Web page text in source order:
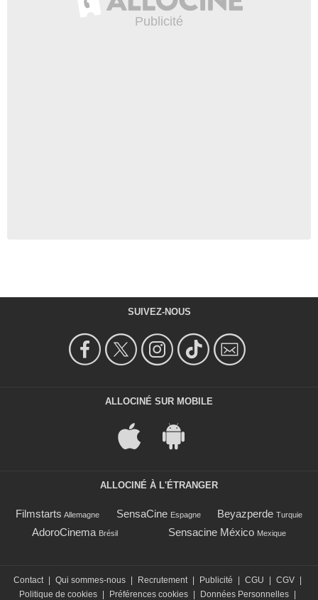
SUIVEZ-NOUS
ALLOCINÉ SUR MOBILE
ALLOCINÉ À L'ÉTRANGER
Filmstarts Allemagne SensaCine Espagne Beyazperde Turquie
AdoroCinema Brésil Sensacine México Mexique
Contact Qui sommes-nous Recrutement Publicité CGU CGV
Politique de cookies
Préférences cookies Données Personnelles